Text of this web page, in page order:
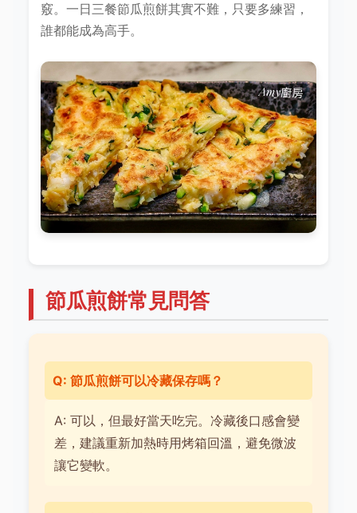
竅。一日三餐節瓜煎餅其實不難，只要多練習，
誰都能成為高手。
節瓜煎餅常見問答
Q: 節瓜煎餅可以冷藏保存嗎？
A: 可以，但最好當天吃完。冷藏後口感會變
差，建議重新加熱時用烤箱回溫，避免微波
讓它變軟。